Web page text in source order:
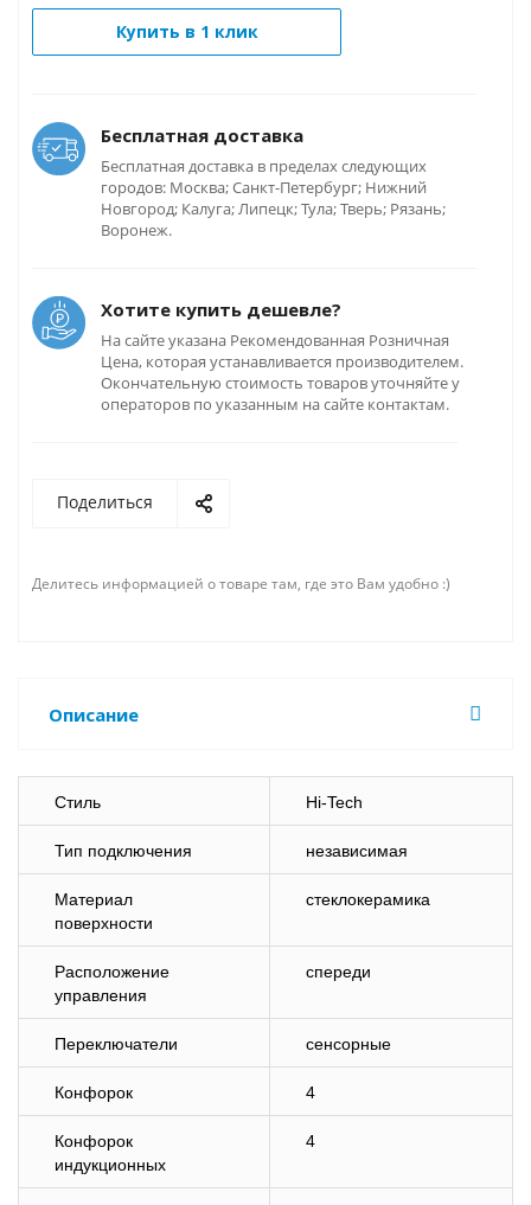
Купить в 1 клик
Бесплатная доставка
Бесплатная доставка в пределах следующих
городов: Москва; Санкт-Петербург; Нижний
Новгород; Калуга; Липецк; Тула; Тверь; Рязань;
Воронеж.
Хотите купить дешевле?
На сайте указана Рекомендованная Розничная
Цена, которая устанавливается производителем.
Окончательную стоимость товаров уточняйте у
операторов по указанным на сайте контактам.
Поделиться
Делитесь информацией о товаре там, где это Вам удобно :)
Описание
Стиль Hi-Tech
Тип подключения независимая
Материал
поверхности
стеклокерамика
Расположение
управления
спереди
Переключатели сенсорные
Конфорок 4
Конфорок
индукционных
4